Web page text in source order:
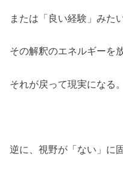
または「良い経験」みた
その解釈のエネルギーを
それが戻って現実になる。
逆に、視野が「ない」に